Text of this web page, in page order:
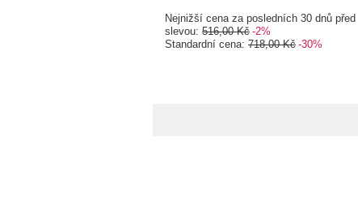
Nejnižší cena za posledních 30 dnů před
slevou: 516,00 Kč -2%
Standardní cena: 718,00 Kč -30%